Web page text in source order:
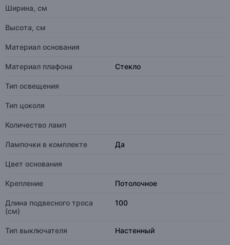
Ширина, см
Высота, см
Материал основания
Материал плафона Стекло
Тип освещения
Тип цоколя
Количество ламп
Лампочки в комплекте Да
Цвет основания
Крепление Потолочное
Длина подвесного троса
(см)
100
Тип выключателя Настенный